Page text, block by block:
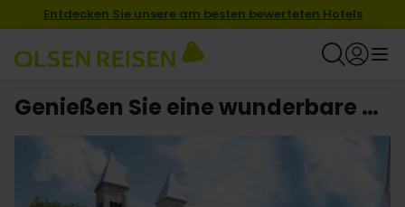
Entdecken Sie unsere am besten bewerteten Hotels
Genießen Sie eine wunderbare Kurzurlaub mit Hotel in Viborg